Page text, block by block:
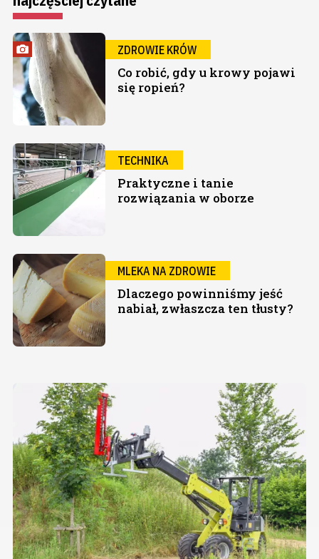
ZDROWIE KRÓW
Co robić, gdy u krowy pojawi
się ropień?
TECHNIKA
Praktyczne i tanie
rozwiązania w oborze
MLEKA NA ZDROWIE
Dlaczego powinniśmy jeść
nabiał, zwłaszcza ten tłusty?